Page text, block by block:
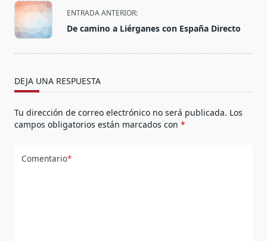
<span
class="nav-
subtitle
screen-
text">Página</span>
ENTRADA ANTERIOR:
De camino a Liérganes con España Directo
DEJA UNA RESPUESTA
Tu dirección de correo electrónico no será publicada. Los
campos obligatorios están marcados con *
Comentario*